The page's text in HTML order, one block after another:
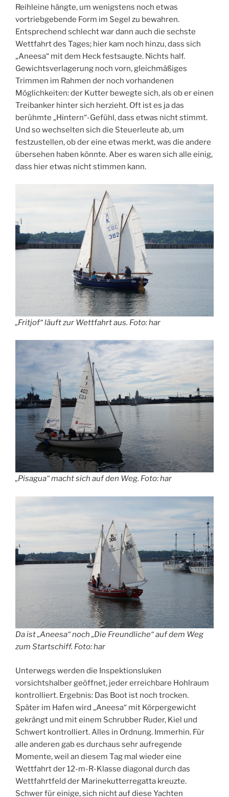
Reihleine hängte, um wenigstens noch etwas
vortriebgebende Form im Segel zu bewahren.
Entsprechend schlecht war dann auch die sechste
Wettfahrt des Tages; hier kam noch hinzu, dass sich
„Aneesa“ mit dem Heck festsaugte. Nichts half.
Gewichtsverlagerung noch vorn, gleichmäßiges
Trimmen im Rahmen der noch vorhandenen
Möglichkeiten: der Kutter bewegte sich, als ob er einen
Treibanker hinter sich herzieht. Oft ist es ja das
berühmte „Hintern“-Gefühl, dass etwas nicht stimmt.
Und so wechselten sich die Steuerleute ab, um
festzustellen, ob der eine etwas merkt, was die andere
übersehen haben könnte. Aber es waren sich alle einig,
dass hier etwas nicht stimmen kann.
„Fritjof“ läuft zur Wettfahrt aus. Foto: har
„Pisagua“ macht sich auf den Weg. Foto: har
Da ist „Aneesa“ noch „Die Freundliche“ auf dem Weg
zum Startschiff. Foto: har
Unterwegs werden die Inspektionsluken
vorsichtshalber geöffnet, jeder erreichbare Hohlraum
kontrolliert. Ergebnis: Das Boot ist noch trocken.
Später im Hafen wird „Aneesa“ mit Körpergewicht
gekrängt und mit einem Schrubber Ruder, Kiel und
Schwert kontrolliert. Alles in Ordnung. Immerhin. Für
alle anderen gab es durchaus sehr aufregende
Momente, weil an diesem Tag mal wieder eine
Wettfahrt der 12-m-R-Klasse diagonal durch das
Wettfahrtfeld der Marinekutterregatta kreuzte.
Schwer für einige, sich nicht auf diese Yachten